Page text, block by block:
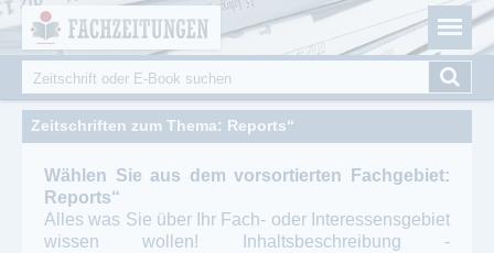
Fachzeitungen.de - Das unabhängige Portal für
Fachmagazine Fachpublikationen & eBooks
Suchformular
Suche
Zeitschriften zum Thema: Reports“
Wählen Sie aus dem vorsortierten Fachgebiet:
Reports“
Alles was Sie über Ihr Fach- oder Interessensgebiet
wissen wollen! Inhaltsbeschreibung -
Cookie-Einstellungen